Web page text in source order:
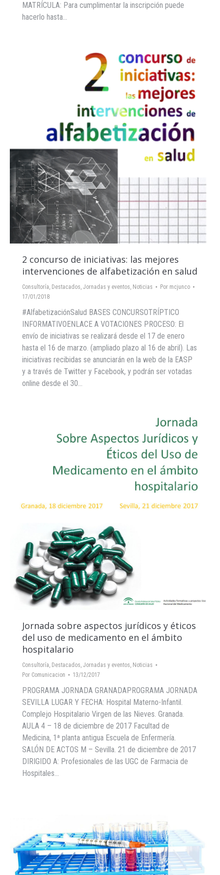
MATRÍCULA: Para cumplimentar la inscripción puede
hacerlo hasta…
2 concurso de iniciativas: las mejores
intervenciones de alfabetización en salud
Consultoría, Destacados, Jornadas y eventos, Noticias Por mcjunco
17/01/2018
#AlfabetizaciónSalud BASES CONCURSOTRÍPTICO
INFORMATIVOENLACE A VOTACIONES PROCESO: El
envío de iniciativas se realizará desde el 17 de enero
hasta el 16 de marzo. (ampliado plazo al 16 de abril). Las
iniciativas recibidas se anunciarán en la web de la EASP
y a través de Twitter y Facebook, y podrán ser votadas
online desde el 30…
Jornada sobre aspectos jurídicos y éticos
del uso de medicamento en el ámbito
hospitalario
Consultoría, Destacados, Jornadas y eventos, Noticias
Por Comunicacion 13/12/2017
PROGRAMA JORNADA GRANADAPROGRAMA JORNADA
SEVILLA LUGAR Y FECHA: Hospital Materno-Infantil.
Complejo Hospitalario Virgen de las Nieves. Granada.
AULA 4 – 18 de diciembre de 2017 Facultad de
Medicina, 1ª planta antigua Escuela de Enfermería.
SALÓN DE ACTOS M – Sevilla. 21 de diciembre de 2017
DIRIGIDO A: Profesionales de las UGC de Farmacia de
Hospitales…